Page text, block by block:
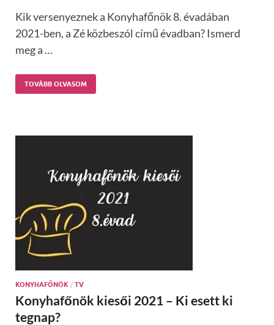
Kik versenyeznek a Konyhafőnök 8. évadában
2021-ben, a Zé közbeszól című évadban? Ismerd
meg a …
TOVÁBB OLVASOM
KONYHAFŐNÖK / TV
Konyhafőnök kiesői 2021 – Ki esett ki
tegnap?